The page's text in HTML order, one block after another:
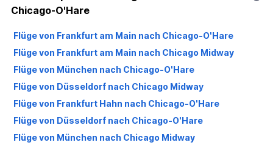
Chicago-O'Hare
Flüge von Frankfurt am Main nach Chicago-O'Hare
Flüge von Frankfurt am Main nach Chicago Midway
Flüge von München nach Chicago-O'Hare
Flüge von Düsseldorf nach Chicago Midway
Flüge von Frankfurt Hahn nach Chicago-O'Hare
Flüge von Düsseldorf nach Chicago-O'Hare
Flüge von München nach Chicago Midway